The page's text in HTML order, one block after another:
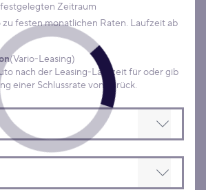
Zeitraum
zu festen monatlichen Raten. Laufzeit ab
(Vario-Leasing)
nach der Leasing-Laufzeit für oder gib
es nach Zahlung einer Schlussrate von zurück.